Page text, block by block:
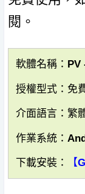
閱。
軟體名稱：PV
授權型式：免
介面語言：繁
作業系統：
下載安裝： 【